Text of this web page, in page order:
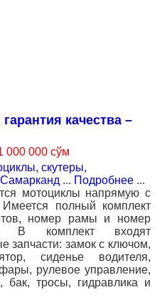
качества –
000 000 сўм
скутеры,
Самарканд ... Подробнее ...
мотоциклы напрямую с
Имеется полный комплект
номер рамы и номер
В комплект входят
запчасти: замок с ключом,
сиденье водителя,
рулевое управление,
бак, тросы, гидравлика и